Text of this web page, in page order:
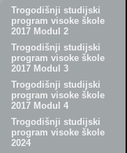
Trogodišnji studijski
program visoke škole
2017 Modul 2
Trogodišnji studijski
program visoke škole
2017 Modul 3
Trogodišnji studijski
program visoke škole
2017 Modul 4
Trogodišnji studijski
program visoke škole
2024